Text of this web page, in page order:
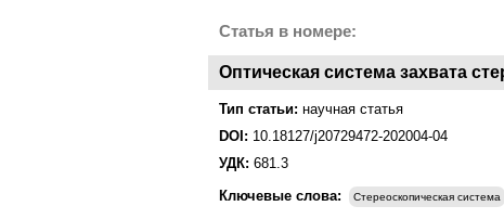
Статья в номере:
Оптическая система захвата
Тип статьи: научная статья
DOI: 10.18127/j20729472-202004-04
УДК: 681.3
Ключевые слова:
Стереоскопическая система